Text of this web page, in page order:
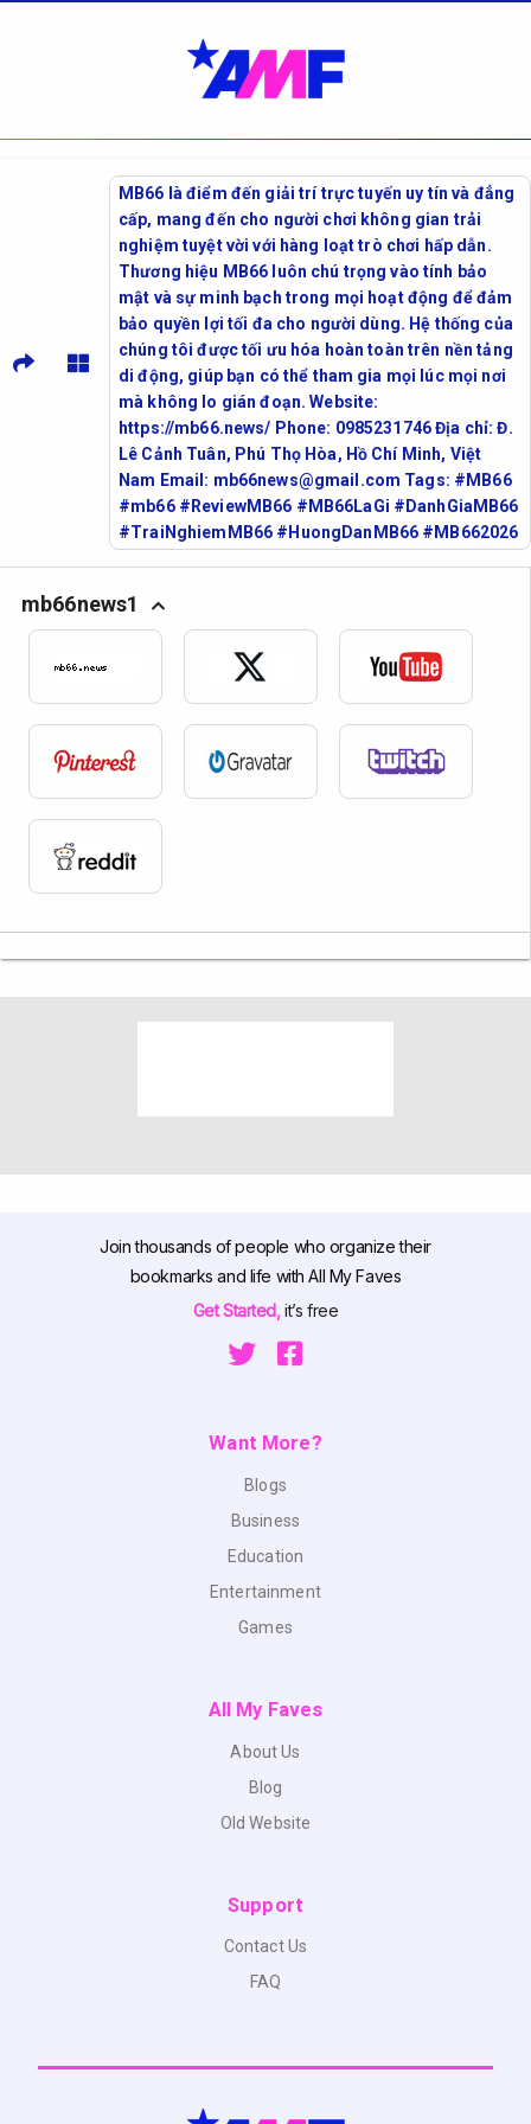
MB66 là điểm đến giải trí trực tuyến uy tín và đẳng
cấp, mang đến cho người chơi không gian trải
nghiệm tuyệt vời với hàng loạt trò chơi hấp dẫn.
Thương hiệu MB66 luôn chú trọng vào tính bảo
mật và sự minh bạch trong mọi hoạt động để đảm
bảo quyền lợi tối đa cho người dùng. Hệ thống của
chúng tôi được tối ưu hóa hoàn toàn trên nền tảng
di động, giúp bạn có thể tham gia mọi lúc mọi nơi
mà không lo gián đoạn. Website:
https://mb66.news/ Phone: 0985231746 Địa chỉ: Đ.
Lê Cảnh Tuân, Phú Thọ Hòa, Hồ Chí Minh, Việt
Nam Email: mb66news@gmail.com Tags: #MB66
#mb66 #ReviewMB66 #MB66LaGi #DanhGiaMB66
#TraiNghiemMB66 #HuongDanMB66 #MB662026
mb66news1
Join thousands of people who organize their
bookmarks and life with All My Faves
Get Started,it’s free
Want More?
Blogs
Business
Education
Entertainment
Games
All My Faves
About Us
Blog
Old Website
Support
Contact Us
FAQ